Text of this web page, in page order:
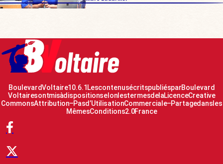
Boulevard Voltaire 10.6.1 Les contenus écrits publiés par Boulevard
Voltaire sont mis à disposition selon les termes de la Licence Creative
Commons Attribution – Pas d’Utilisation Commerciale – Partage dans les
Mêmes Conditions 2.0 France